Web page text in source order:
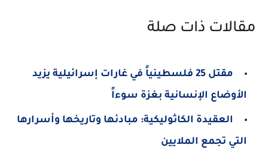
مقالات ذات صلة
مقتل 25 فلسطينياً في غارات إسرائيلية يزيد
الأوضاع الإنسانية بغزة سوءاً
العقيدة الكاثوليكية: مبادئها وتاريخها وأسرارها
التي تجمع الملايين